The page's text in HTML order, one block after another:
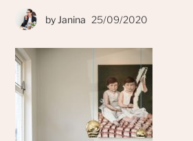
by Janina 25/09/2020